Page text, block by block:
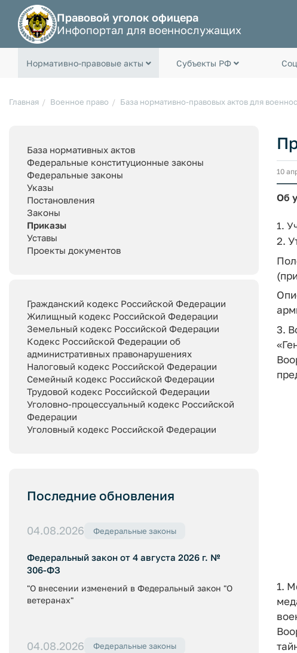
Правовой уголок офицера
Инфопортал для военнослужащих
Нормативно-правовые акты Субъекты РФ
Главная Военное право База нормативно-правовых актов для
База нормативных актов
Федеральные конституционные законы
Федеральные законы
Указы
Постановления
Законы
Приказы
Уставы
Проекты документов
Гражданский кодекс Российской Федерации
Жилищный кодекс Российской Федерации
Земельный кодекс Российской Федерации
Кодекс Российской Федерации об
административных правонарушениях
Налоговый кодекс Российской Федерации
Семейный кодекс Российской Федерации
Трудовой кодекс Российской Федерации
Уголовно-процессуальный кодекс Российской
Федерации
Уголовный кодекс Российской Федерации
Последние обновления
04.08.2026 Федеральные законы
Федеральный закон от 4 августа 2026 г. №
306-ФЗ
"О внесении изменений в Федеральный закон "О
ветеранах"
04.08.2026 Федеральные законы
10
Об
1.
2.
3.
1.